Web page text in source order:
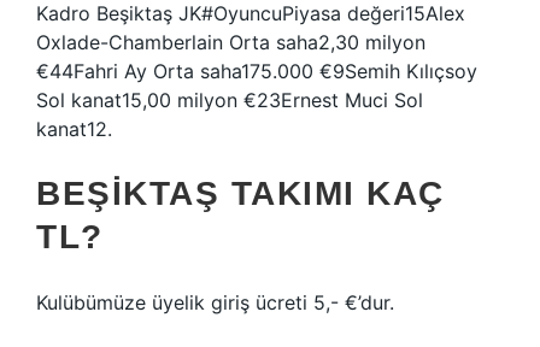
Kadro Beşiktaş JK#OyuncuPiyasa değeri15Alex
Oxlade-Chamberlain Orta saha2,30 milyon
€44Fahri Ay Orta saha175.000 €9Semih Kılıçsoy
Sol kanat15,00 milyon €23Ernest Muci Sol
kanat12.
BEŞIKTAŞ TAKIMI KAÇ
TL?
Kulübümüze üyelik giriş ücreti 5,- €’dur.